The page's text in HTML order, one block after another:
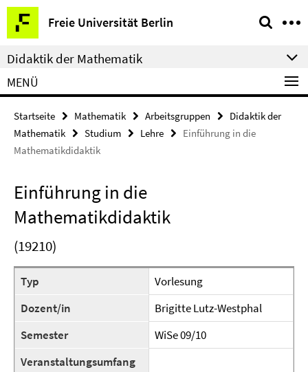
Springe
direkt
zu
Inhalt
Freie Universität Berlin
Service-
Navigation
Didaktik der Mathematik
MENÜ
Startseite Mathematik Arbeitsgruppen
Didaktik der
Mathematik
Studium Lehre
Einführung in die
Mathematikdidaktik
Einführung in die
Mathematikdidaktik
(19210)
Typ
Vorlesung
Dozent/in
Brigitte Lutz-Westphal
Semester
WiSe 09/10
Veranstaltungsumfang